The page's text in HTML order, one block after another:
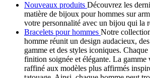
Nouveaux produits Découvrez les
matière de bijoux pour hommes sur
votre personnalité avec un bijou qui la
Bracelets pour hommes Notre
homme réunit un design audacieux,
gamme et des styles iconiques.
finition soignée et élégante. La gamme
raffiné aux modèles plus affirmés